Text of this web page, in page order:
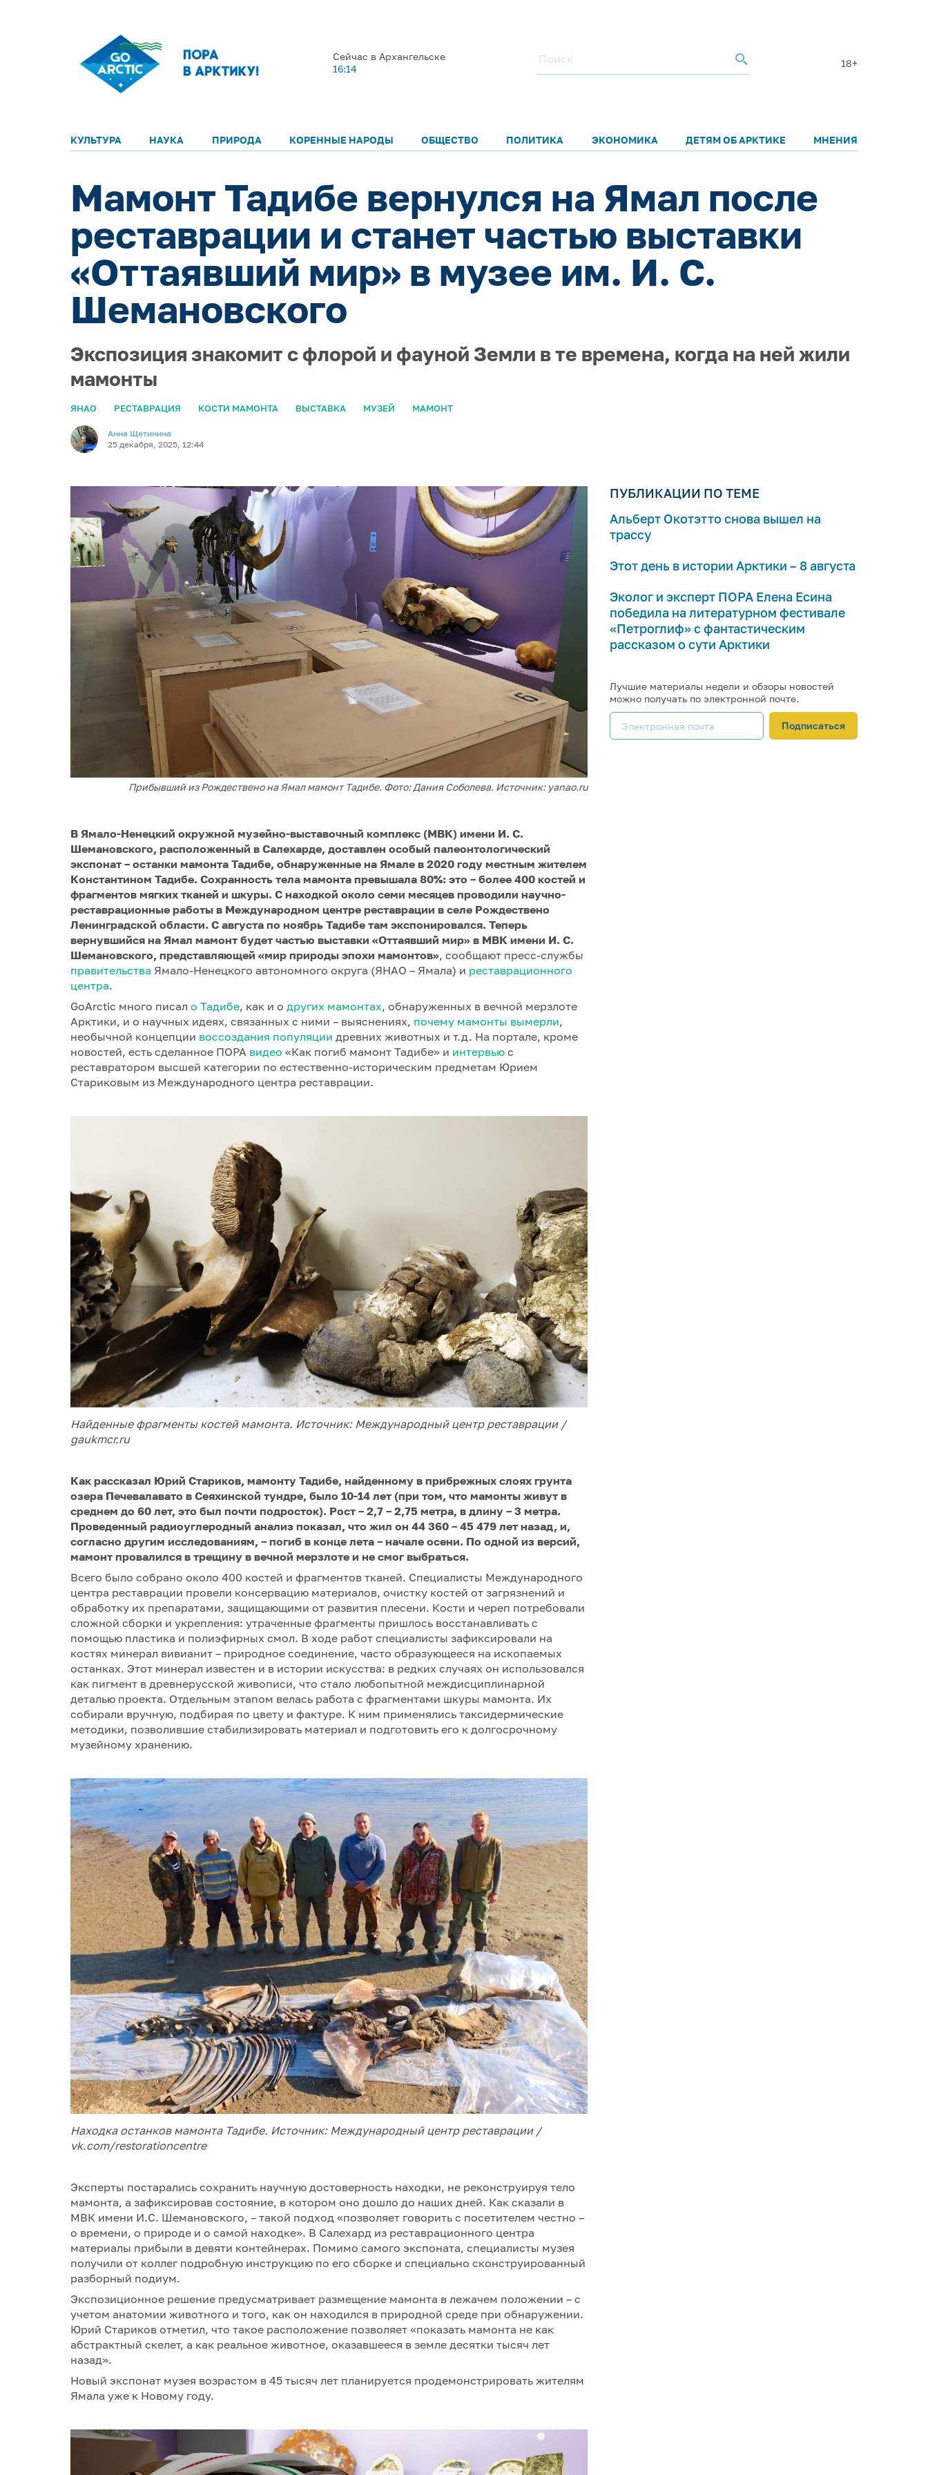
Сейчас в Архангельске
16:14
18+
КУЛЬТУРА НАУКА ПРИРОДА КОРЕННЫЕ НАРОДЫ ОБЩЕСТВО ПОЛИТИКА ЭКОНОМИКА ДЕТЯМ ОБ АРКТИКЕ МНЕНИЯ
Мамонт Тадибе вернулся на Ямал после
реставрации и станет частью выставки
«Оттаявший мир» в музее им. И. С.
Шемановского
Экспозиция знакомит с флорой и фауной Земли в те времена, когда на ней жили
мамонты
ЯНАО РЕСТАВРАЦИЯ КОСТИ МАМОНТА ВЫСТАВКА МУЗЕЙ МАМОНТ
Анна Щетинина
25 декабря, 2025, 12:44
Прибывший из Рождествено на Ямал мамонт Тадибе. Фото: Дания Соболева. Источник: yanao.ru
В Ямало-Ненецкий окружной музейно-выставочный комплекс (МВК) имени И. С.
Шемановского, расположенный в Салехарде, доставлен особый палеонтологический
экспонат – останки мамонта Тадибе, обнаруженные на Ямале в 2020 году местным жителем
Константином Тадибе. Сохранность тела мамонта превышала 80%: это – более 400 костей и
фрагментов мягких тканей и шкуры. С находкой около семи месяцев проводили научно-
реставрационные работы в Международном центре реставрации в селе Рождествено
Ленинградской области. С августа по ноябрь Тадибе там экспонировался. Теперь
вернувшийся на Ямал мамонт будет частью выставки «Оттаявший мир» в МВК имени И. С.
Шемановского, представляющей «мир природы эпохи мамонтов», сообщают пресс-службы
правительства Ямало-Ненецкого автономного округа (ЯНАО – Ямала) и реставрационного
центра.
GoArctic много писал о Тадибе, как и о других мамонтах, обнаруженных в вечной мерзлоте
Арктики, и о научных идеях, связанных с ними – выяснениях, почему мамонты вымерли,
необычной концепции воссоздания популяции древних животных и т.д. На портале, кроме
новостей, есть сделанное ПОРА видео «Как погиб мамонт Тадибе» и интервью с
реставратором высшей категории по естественно-историческим предметам Юрием
Стариковым из Международного центра реставрации.
Найденные фрагменты костей мамонта. Источник: Международный центр реставрации /
gaukmcr.ru
Как рассказал Юрий Стариков, мамонту Тадибе, найденному в прибрежных слоях грунта
озера Печевалавато в Сеяхинской тундре, было 10-14 лет (при том, что мамонты живут в
среднем до 60 лет, это был почти подросток). Рост – 2,7 – 2,75 метра, в длину – 3 метра.
Проведенный радиоуглеродный анализ показал, что жил он 44 360 – 45 479 лет назад, и,
согласно другим исследованиям, – погиб в конце лета – начале осени. По одной из версий,
мамонт провалился в трещину в вечной мерзлоте и не смог выбраться.
Всего было собрано около 400 костей и фрагментов тканей. Специалисты Международного
центра реставрации провели консервацию материалов, очистку костей от загрязнений и
обработку их препаратами, защищающими от развития плесени. Кости и череп потребовали
сложной сборки и укрепления: утраченные фрагменты пришлось восстанавливать с
помощью пластика и полиэфирных смол. В ходе работ специалисты зафиксировали на
костях минерал вивианит – природное соединение, часто образующееся на ископаемых
останках. Этот минерал известен и в истории искусства: в редких случаях он использовался
как пигмент в древнерусской живописи, что стало любопытной междисциплинарной
деталью проекта. Отдельным этапом велась работа с фрагментами шкуры мамонта. Их
собирали вручную, подбирая по цвету и фактуре. К ним применялись таксидермические
методики, позволившие стабилизировать материал и подготовить его к долгосрочному
музейному хранению.
Находка останков мамонта Тадибе. Источник: Международный центр реставрации /
vk.com/restorationcentre
Эксперты постарались сохранить научную достоверность находки, не реконструируя тело
мамонта, а зафиксировав состояние, в котором оно дошло до наших дней. Как сказали в
МВК имени И.С. Шемановского, – такой подход «позволяет говорить с посетителем честно –
о времени, о природе и о самой находке». В Салехард из реставрационного центра
материалы прибыли в девяти контейнерах. Помимо самого экспоната, специалисты музея
получили от коллег подробную инструкцию по его сборке и специально сконструированный
разборный подиум.
Экспозиционное решение предусматривает размещение мамонта в лежачем положении – с
учетом анатомии животного и того, как он находился в природной среде при обнаружении.
Юрий Стариков отметил, что такое расположение позволяет «показать мамонта не как
абстрактный скелет, а как реальное животное, оказавшееся в земле десятки тысяч лет
назад».
Новый экспонат музея возрастом в 45 тысяч лет планируется продемонстрировать жителям
Ямала уже к Новому году.
ПУБЛИКАЦИИ ПО ТЕМЕ
Альберт Окотэтто снова вышел на
трассу
Этот день в истории Арктики – 8 августа
Эколог и эксперт ПОРА Елена Есина
победила на литературном фестивале
«Петроглиф» с фантастическим
рассказом о сути Арктики
Лучшие материалы недели и обзоры новостей
можно получать по электронной почте.
Подписаться